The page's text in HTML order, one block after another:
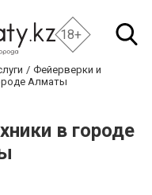
18+
Фейерверки и
Алматы
в городе